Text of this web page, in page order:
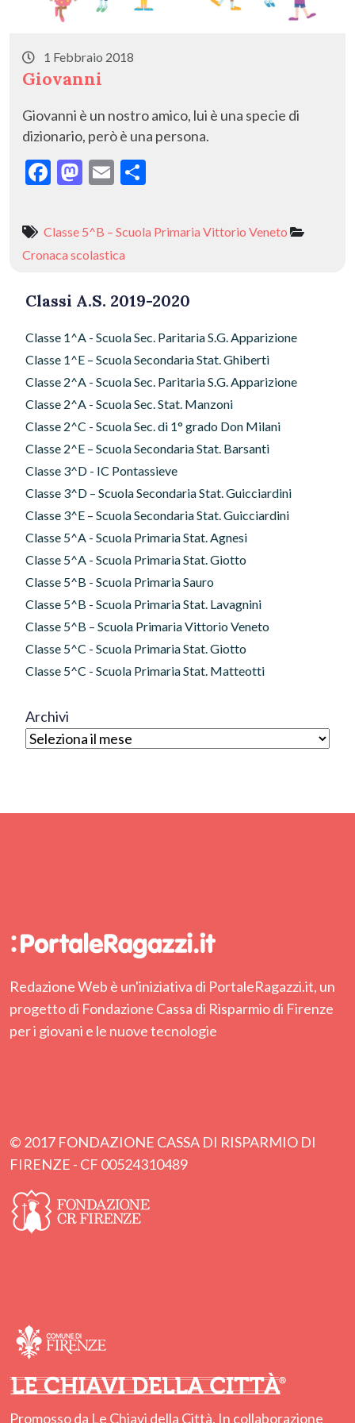
1 Febbraio 2018
Giovanni
Giovanni è un nostro amico, lui è una specie di
dizionario, però è una persona.
F
e
b
o
M
to
d
n
E
ai
l
n
di
Classe 5^B – Scuola Primaria Vittorio Veneto
Cronaca scolastica
Classi A.S. 2019-2020
Classe 1^A - Scuola Sec. Paritaria S.G. Apparizione
Classe 1^E – Scuola Secondaria Stat. Ghiberti
Classe 2^A - Scuola Sec. Paritaria S.G. Apparizione
Classe 2^A - Scuola Sec. Stat. Manzoni
Classe 2^C - Scuola Sec. di 1° grado Don Milani
Classe 2^E – Scuola Secondaria Stat. Barsanti
Classe 3^D - IC Pontassieve
Classe 3^D – Scuola Secondaria Stat. Guicciardini
Classe 3^E – Scuola Secondaria Stat. Guicciardini
Classe 5^A - Scuola Primaria Stat. Agnesi
Classe 5^A - Scuola Primaria Stat. Giotto
Classe 5^B - Scuola Primaria Sauro
Classe 5^B - Scuola Primaria Stat. Lavagnini
Classe 5^B – Scuola Primaria Vittorio Veneto
Classe 5^C - Scuola Primaria Stat. Giotto
Classe 5^C - Scuola Primaria Stat. Matteotti
Archivi
Redazione Web è un'iniziativa di PortaleRagazzi.it, un
progetto di Fondazione Cassa di Risparmio di Firenze
per i giovani e le nuove tecnologie
© 2017 FONDAZIONE CASSA DI RISPARMIO DI
FIRENZE - CF 00524310489
Promosso da Le Chiavi della Città. In collaborazione